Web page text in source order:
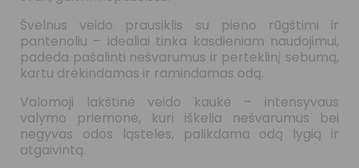
Švelnus veido prausiklis su pieno rūgštimi ir
pantenoliu – idealiai tinka kasdieniam naudojimui,
padeda pašalinti nešvarumus ir perteklinį sebumą,
kartu drėkindamas ir ramindamas odą.
Valomoji lakštinė veido kaukė – intensyvaus
valymo priemonė, kuri iškelia nešvarumus bei
negyvas odos ląsteles, palikdama odą lygią ir
atgaivintą.